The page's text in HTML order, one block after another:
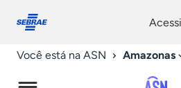
conosco
Você está na ASN Amazonas